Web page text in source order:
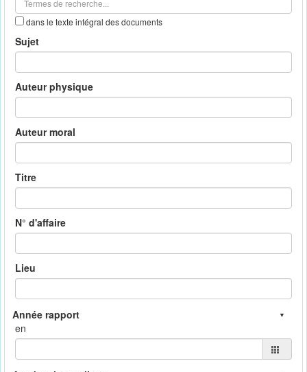
dans le texte intégral des documents
Sujet
Auteur physique
Auteur moral
Titre
N° d'affaire
Lieu
en